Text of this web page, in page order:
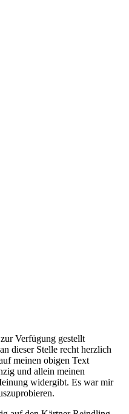
Verfügung gestellt
dieser Stelle recht herzlich
meinen obigen Text
und allein meinen
widergibt. Es war mir